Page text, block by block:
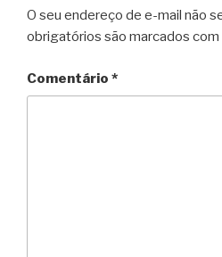
O seu endereço de e-mail não
obrigatórios são marcados com
Comentário *